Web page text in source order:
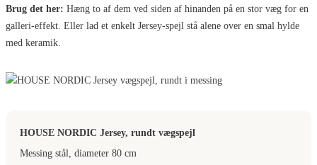
Brug det her: Hæng to af dem ved siden af hinanden på en stor væg for en
galleri-effekt. Eller lad et enkelt Jersey-spejl stå alene over en smal hylde
med keramik.
HOUSE NORDIC Jersey, rundt vægspejl
Messing stål, diameter 80 cm